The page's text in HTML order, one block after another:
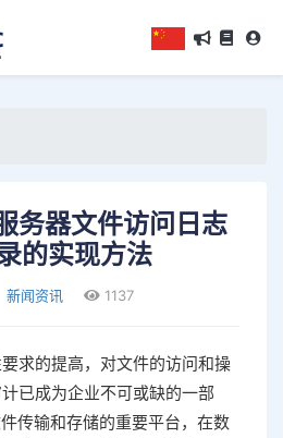
务器文件访问日志
的实现方法
新闻资讯 1137
求的提高，对文件的访问和操
已成为企业不可或缺的一部
传输和存储的重要平台，在数